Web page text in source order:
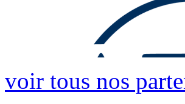
voir tous nos